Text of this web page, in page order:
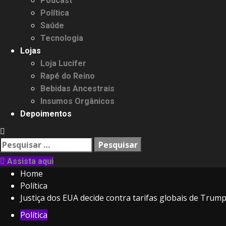
Política
Saúde
Tecnologia
Lojas
Loja Lucifer
Rapé do Reino
Bebidas Ancestrais
Insumos Orgânicos
Depoimentos
Pesquisar
por:
Assista aqui
Home
Política
Justiça dos EUA decide contra tarifas globais de Trump
Política